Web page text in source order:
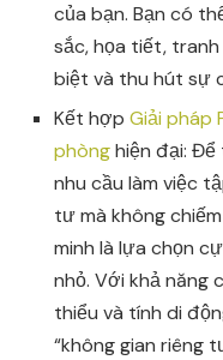
của bạn. Bạn có
sắc, họa tiết,
biệt và thu hút sự
Kết hợp Giải pháp
phònghiện đại: Để
nhu cầu làm việc
tư mà không
minh là lựa chọn
nhỏ. Với khả năng
thiểu và tính di
“không gian riêng